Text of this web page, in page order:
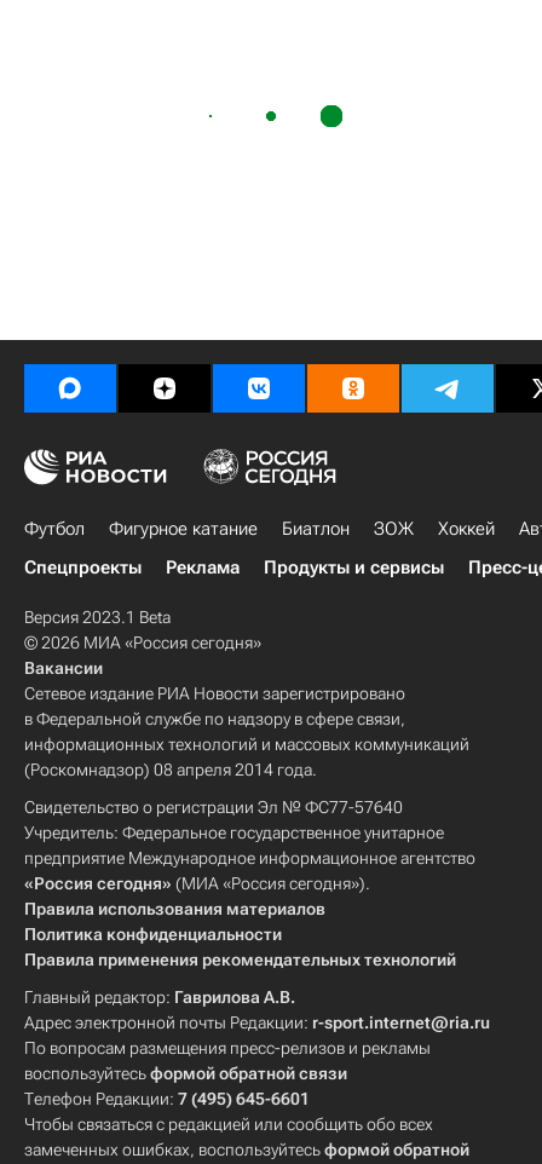
Футбол Фигурное катание Биатлон ЗОЖ Хоккей
Спецпроекты
Реклама Продукты и сервисы Пресс-
Версия 2023.1 Beta
© 2026 МИА «Россия сегодня»
Вакансии
Сетевое издание РИА Новости зарегистрировано
в Федеральной службе по надзору в сфере связи,
информационных технологий и массовых коммуникаций
(Роскомнадзор) 08 апреля 2014 года.
Свидетельство о регистрации Эл № ФС77-57640
Учредитель: Федеральное государственное унитарное
предприятие Международное информационное агентство
«Россия сегодня» (МИА «Россия сегодня»).
Правила использования материалов
Политика конфиденциальности
Правила применения рекомендательных технологий
Главный редактор: Гаврилова А.В.
Адрес электронной почты Редакции: r-sport.internet@ria.ru
По вопросам размещения пресс-релизов и рекламы
воспользуйтесьформой обратной связи
Телефон Редакции: 7 (495) 645-6601
Чтобы связаться с редакцией или сообщить обо всех
замеченных ошибках, воспользуйтесьформой обратной